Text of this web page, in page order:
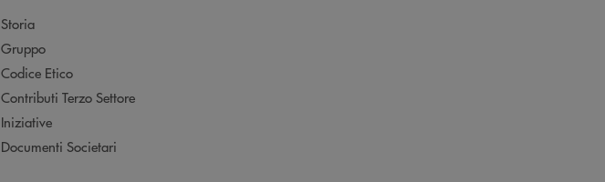
Storia
Gruppo
Codice Etico
Contributi Terzo Settore
Iniziative
Documenti Societari